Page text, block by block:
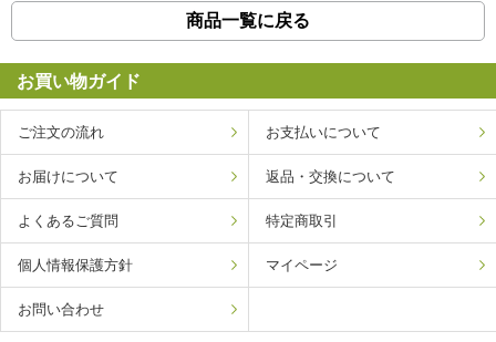
商品一覧に戻る
お買い物ガイド
ご注文の流れ お支払いについて
お届けについて 返品・交換について
よくあるご質問 特定商取引
個人情報保護方針 マイページ
お問い合わせ